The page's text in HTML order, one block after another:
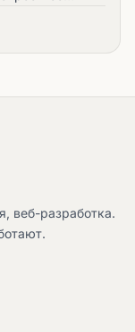
веб-разработка.